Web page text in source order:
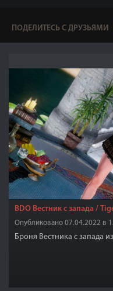
ПОДЕЛИТЕСЬ С ДРУЗЬЯМИ
BDO Вестник с запада /
Опубликовано 07.04.2022 в
Броня Вестника с запада